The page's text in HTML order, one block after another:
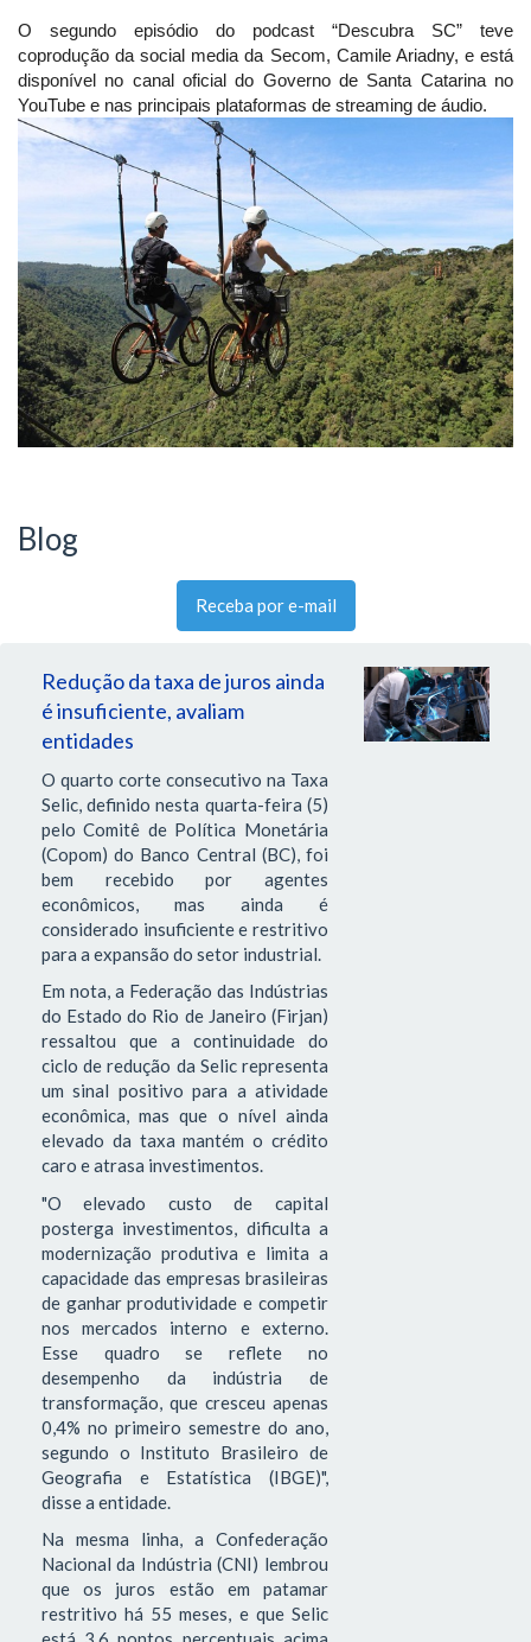
O segundo episódio do podcast “Descubra SC” teve
coprodução da social media da Secom, Camile Ariadny, e está
disponível no canal oficial do Governo de Santa Catarina no
YouTube e nas principais plataformas de streaming de áudio.
Blog
Receba por e-mail
Redução da taxa de juros ainda
é insuficiente, avaliam
entidades
O quarto corte consecutivo na Taxa
Selic, definido nesta quarta-feira (5)
pelo Comitê de Política Monetária
(Copom) do Banco Central (BC), foi
bem recebido por agentes
econômicos, mas ainda é
considerado insuficiente e restritivo
para a expansão do setor industrial.
Em nota, a Federação das Indústrias
do Estado do Rio de Janeiro (Firjan)
ressaltou que a continuidade do
ciclo de redução da Selic representa
um sinal positivo para a atividade
econômica, mas que o nível ainda
elevado da taxa mantém o crédito
caro e atrasa investimentos.
"O elevado custo de capital
posterga investimentos, dificulta a
modernização produtiva e limita a
capacidade das empresas brasileiras
de ganhar produtividade e competir
nos mercados interno e externo.
Esse quadro se reflete no
desempenho da indústria de
transformação, que cresceu apenas
0,4% no primeiro semestre do ano,
segundo o Instituto Brasileiro de
Geografia e Estatística (IBGE)",
disse a entidade.
Na mesma linha, a Confederação
Nacional da Indústria (CNI) lembrou
que os juros estão em patamar
restritivo há 55 meses, e que Selic